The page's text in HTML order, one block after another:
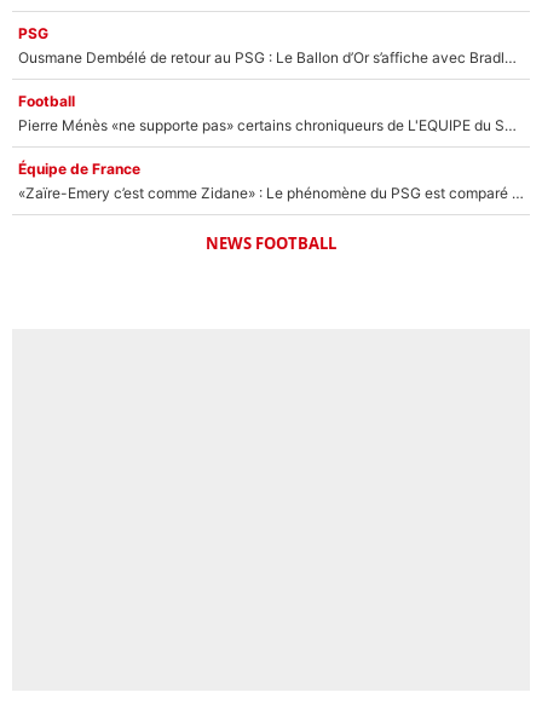
PSG
Ousmane Dembélé de retour au PSG : Le Ballon d’Or s’affiche avec Bradley Barcola en plein cœur du feuilleton sur son départ !
Football
Pierre Ménès «ne supporte pas» certains chroniqueurs de L'EQUIPE du Soir : Ils vont tous partir !
Équipe de France
«Zaïre-Emery c’est comme Zidane» : Le phénomène du PSG est comparé à son nouveau sélectionneur... et ils vont se retrouver en Bleus !
NEWS FOOTBALL